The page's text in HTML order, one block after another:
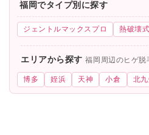
福岡でタイプ別に探す
ジェントルマックスプロ 熱破壊式
エリアから探す福岡周辺のヒゲ
博多 姪浜 天神 小倉 北九